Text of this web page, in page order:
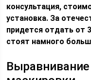
консультация,
установка. За
придется отдать от
стоят намного